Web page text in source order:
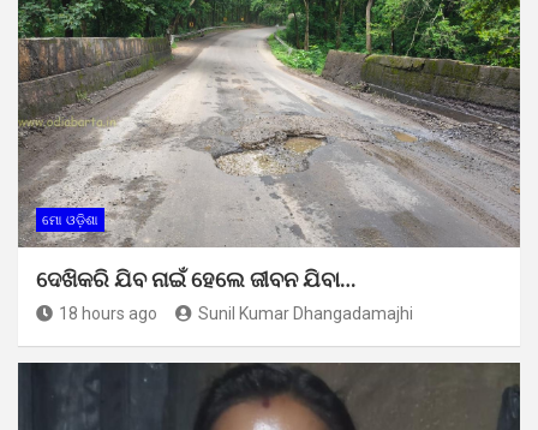
ମୋ ଓଡ଼ିଶା
ଦେଖିକରି ଯିବ ନାଇଁ ହେଲେ ଜୀବନ ଯିବା…
18 hours ago Sunil Kumar Dhangadamajhi